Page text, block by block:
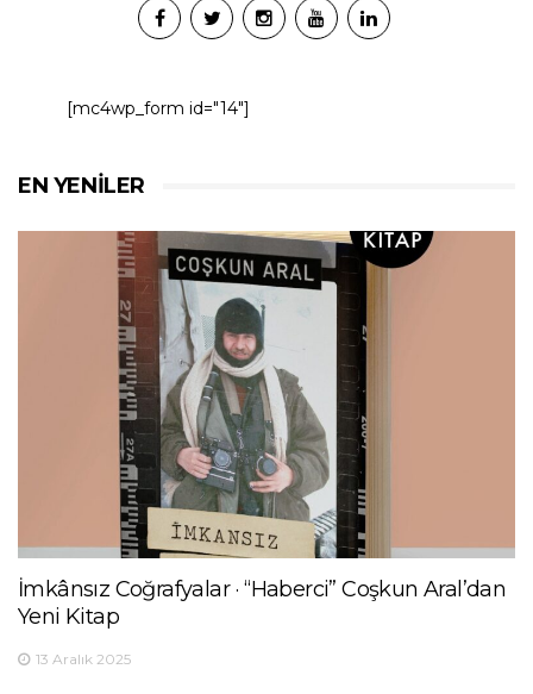
[mc4wp_form id="14"]
EN YENILER
İmkânsız Coğrafyalar · “Haberci” Coşkun Aral’dan
Yeni Kitap
13 Aralık 2025